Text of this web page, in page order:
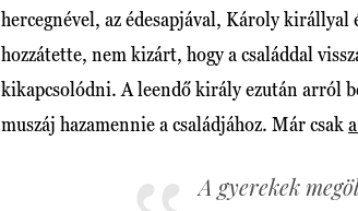
hercegnével, az édesapjával, Károly királlyal
hozzátette, nem kizárt, hogy a családdal
kikapcsolódni. A leendő király ezután arról
muszáj hazamennie a családjához. Már csak
A gyerekek